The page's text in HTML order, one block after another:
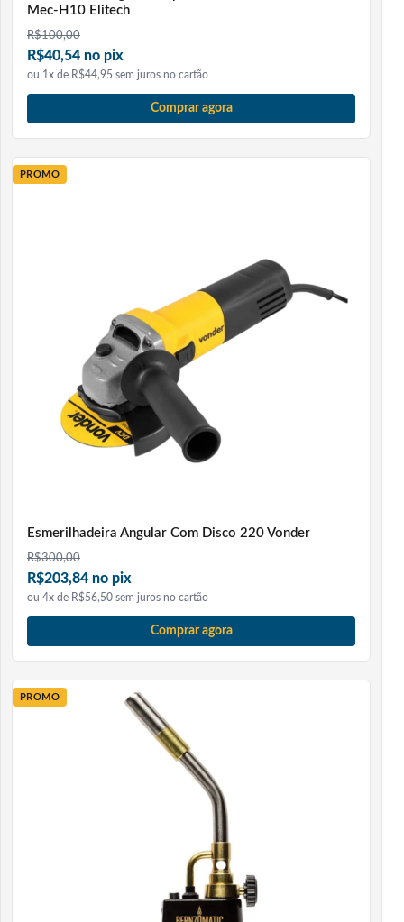
Mec-H10 Elitech
R$100,00
R$40,54 no pix
ou 1x de R$44,95 sem juros no cartão
Comprar agora
PROMO
Esmerilhadeira Angular Com Disco 220 Vonder
R$300,00
R$203,84 no pix
ou 4x de R$56,50 sem juros no cartão
Comprar agora
PROMO